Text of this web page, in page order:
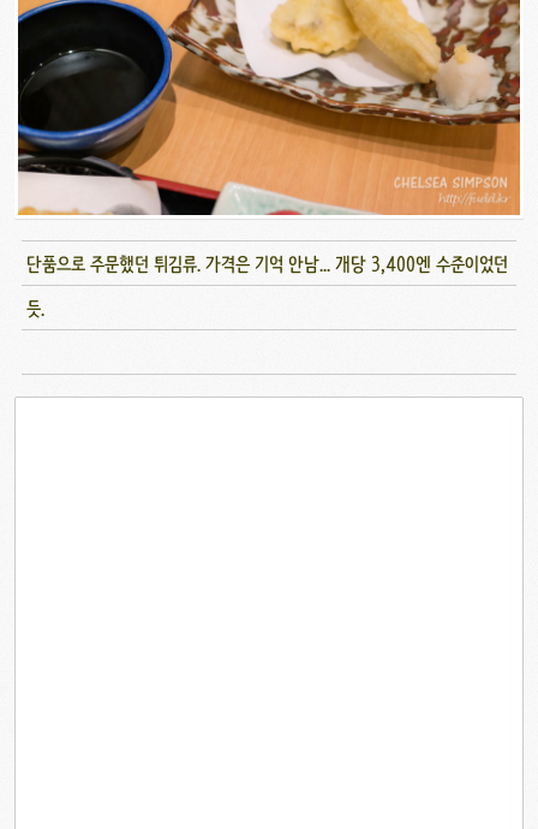
단품으로 주문했던 튀김류. 가격은 기억 안남... 개당 3,400엔 수준이었던
듯.